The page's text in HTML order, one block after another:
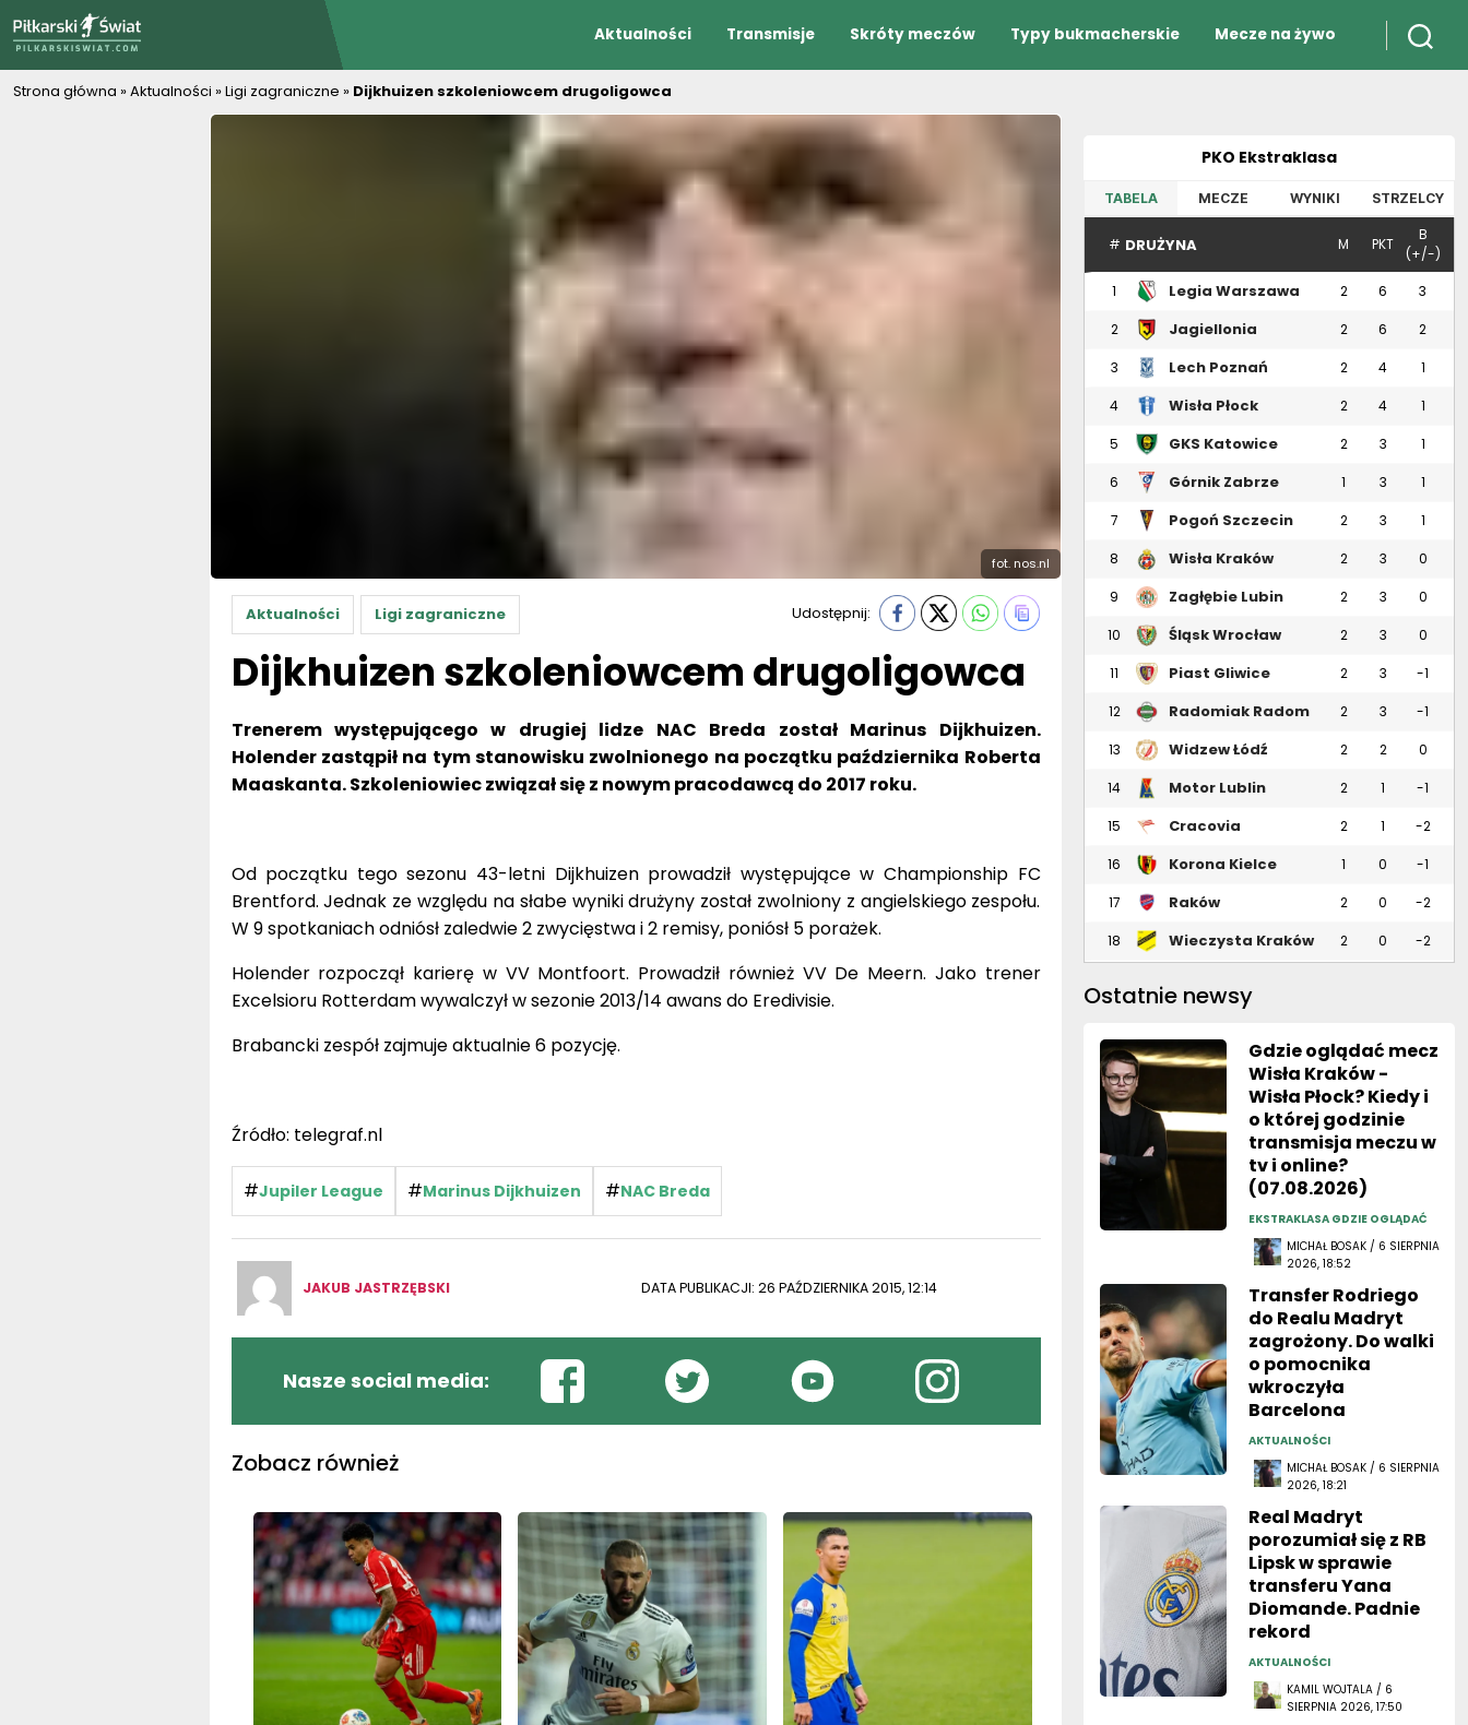
Aktualności Transmisje Skróty meczów Typy bukmacherskie Mecze na żywo
Strona główna »Aktualności »Ligi zagraniczne » Dijkhuizen szkoleniowcem drugoligowca
fot. nos.nl
Aktualności Ligi zagraniczne Udostępnij:
Dijkhuizen szkoleniowcem drugoligowca
Trenerem występującego w drugiej lidze NAC Breda został Marinus Dijkhuizen.
Holender zastąpił na tym stanowisku zwolnionego na początku października Roberta
Maaskanta. Szkoleniowiec związał się z nowym pracodawcą do 2017 roku.
Od początku tego sezonu 43-letni Dijkhuizen prowadził występujące w Championship FC
Brentford. Jednak ze względu na słabe wyniki drużyny został zwolniony z angielskiego zespołu.
W 9 spotkaniach odniósł zaledwie 2 zwycięstwa i 2 remisy, poniósł 5 porażek.
Holender rozpoczął karierę w VV Montfoort. Prowadził również VV De Meern. Jako trener
Excelsioru Rotterdam wywalczył w sezonie 2013/14 awans do Eredivisie.
Brabancki zespół zajmuje aktualnie 6 pozycję.
Źródło: telegraf.nl
#Jupiler League #Marinus Dijkhuizen #NAC Breda
JAKUB JASTRZĘBSKI DATA PUBLIKACJI: 26 PAŹDZIERNIKA 2015, 12:14
Nasze social media:
Zobacz również
PKO Ekstraklasa
TABELA MECZE WYNIKI STRZELCY
# DRUŻYNA M PKT
B
(+/-)
1
Legia Warszawa 2 6 3
2
Jagiellonia
2 6 2
3 Lech Poznań 2 4 1
4 Wisła Płock 2 4 1
5 GKS Katowice 2 3 1
6 Górnik Zabrze 1 3 1
7 Pogoń Szczecin 2 3 1
8 Wisła Kraków 2 3 0
9 Zagłębie Lubin 2 3 0
10 Śląsk Wrocław 2 3 0
11 Piast Gliwice 2 3 -1
12 Radomiak Radom 2 3 -1
13 Widzew Łódź 2 2 0
14 Motor Lublin 2 1 -1
15 Cracovia 2 1 -2
16 Korona Kielce 1 0 -1
17
Raków
2 0 -2
18 Wieczysta Kraków 2 0 -2
Ostatnie newsy
Gdzie oglądać mecz
Wisła Kraków -
Wisła Płock? Kiedy i
o której godzinie
transmisja meczu w
tv i online?
(07.08.2026)
EKSTRAKLASA GDZIE OGLĄDAĆ
MICHAŁ BOSAK / 6 SIERPNIA
2026, 18:52
Transfer Rodriego
do Realu Madryt
zagrożony. Do walki
o pomocnika
wkroczyła
Barcelona
AKTUALNOŚCI
MICHAŁ BOSAK / 6 SIERPNIA
2026, 18:21
Real Madryt
porozumiał się z RB
Lipsk w sprawie
transferu Yana
Diomande. Padnie
rekord
AKTUALNOŚCI
KAMIL WOJTALA / 6
SIERPNIA 2026, 17:50